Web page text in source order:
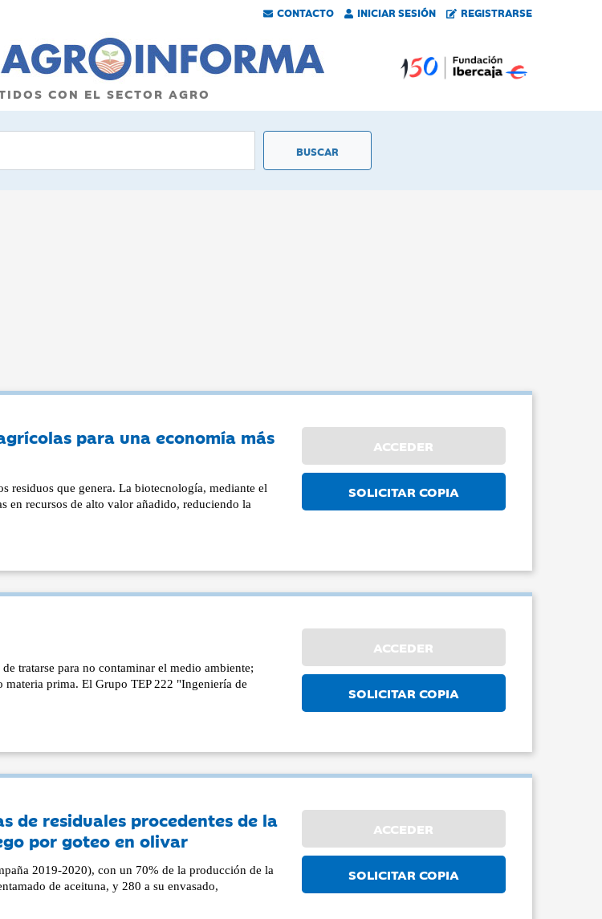
CONTACTO INICIAR SESIÓN REGISTRARSE
CON EL SECTOR AGRO
para una economía más
residuos que genera. La biotecnología, mediante el
en recursos de alto valor añadido, reduciendo la
ACCEDER
SOLICITAR COPIA
tratarse para no contaminar el medio ambiente;
materia prima. El Grupo TEP 222 "Ingeniería de
ACCEDER
SOLICITAR COPIA
de residuales procedentes de la
por goteo en olivar
2019-2020), con un 70% de la producción de la
de aceituna, y 280 a su envasado,
ACCEDER
SOLICITAR COPIA